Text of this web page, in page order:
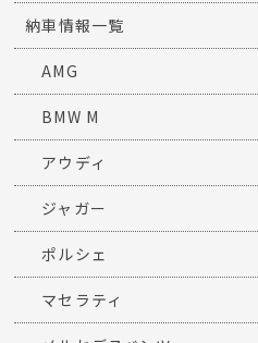
納車情報一覧
AMG
BMW M
アウディ
ジャガー
ポルシェ
マセラティ